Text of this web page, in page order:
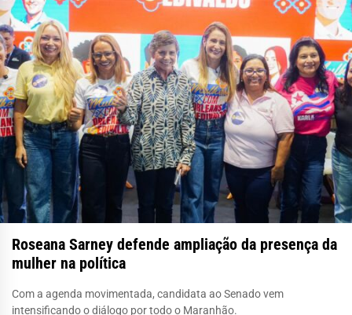
Roseana Sarney defende ampliação da presença da
mulher na política
Com a agenda movimentada, candidata ao Senado vem
intensificando o diálogo por todo o Maranhão.